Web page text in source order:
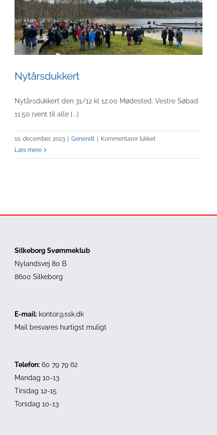
Nytårsdukkert
Nytårsdukkert den 31/12 kl 12:00 Mødested: Vestre Søbad
11:50 (vent til alle [...]
10. december, 2023 | Generelt | Kommentarer lukkettil
Læs mere
Silkeborg Svømmeklub
Nylandsvej 80 B
8600 Silkeborg
E-mail: kontor@ssk.dk
Mail besvares hurtigst muligt
Telefon: 60 79 79 62
Mandag 10-13
Tirsdag 12-15
Torsdag 10-13